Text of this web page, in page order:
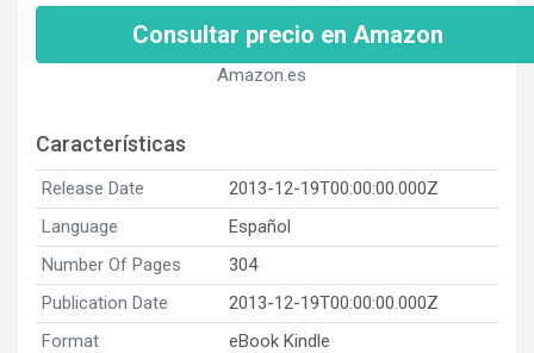
Consultar precio en Amazon
Amazon.es
Características
Release Date
2013-12-19T00:00:00.000Z
Language
Español
Number Of Pages
304
Publication Date
2013-12-19T00:00:00.000Z
Format
eBook Kindle